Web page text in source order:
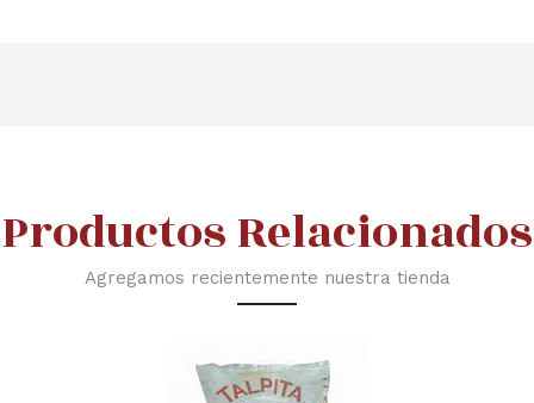
Productos Relacionados
Agregamos recientemente nuestra tienda